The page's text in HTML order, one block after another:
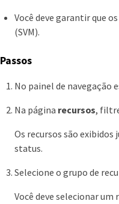
Você deve garantir que
(SVM).
Passos
No painel de navegação
Na página recursos,
Os recursos são
status.
Selecione o grupo de
Você deve selecionar um